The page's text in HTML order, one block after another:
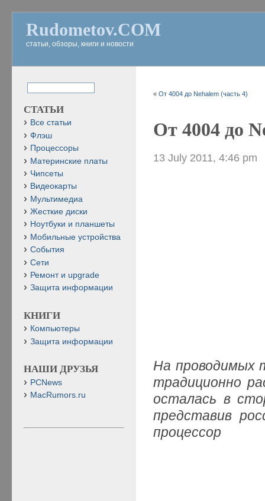
Rudometov.COM
статьи, обзоры, книги и новости
«От 4004 до Nehalem (часть 4)
От 4004 до
13 July 2011, 4:46 pm
На проводимых
традиционно
осталась в
представив
процессор
СТАТЬИ
Все статьи
Флэш
Процессоры
Материнские платы
Чипсеты
Видеокарты
Мультимедиа
Жесткие диски
Ноутбуки и планшеты
Мобильные устройства
События
Сети
Ремонт и upgrade
Защита информации
КНИГИ
Компьютеры
Защита информации
НАШИ ДРУЗЬЯ
PCNews
MacRumors.ru